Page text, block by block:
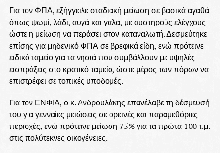
Για τον ΦΠΑ, εξήγγειλε σταδιακή μείωση σε βασικά αγαθά
όπως ψωμί, λάδι, αυγά και γάλα, με αυστηρούς ελέγχους
ώστε η μείωση να περάσει στον καταναλωτή. Δεσμεύτηκε
επίσης για μηδενικό ΦΠΑ σε βρεφικά είδη, ενώ πρότεινε
ειδικό ταμείο για τα νησιά που συμβάλλουν με υψηλές
εισπράξεις στο κρατικό ταμείο, ώστε μέρος των πόρων να
επιστρέφει σε τοπικές υποδομές.
Για τον ΕΝΦΙΑ, ο κ. Ανδρουλάκης επανέλαβε τη δέσμευσή
του για γενναίες μειώσεις σε ορεινές και παραμεθόριες
περιοχές, ενώ πρότεινε μείωση 75% για τα πρώτα 100 τ.μ.
στις πολύτεκνες οικογένειες.